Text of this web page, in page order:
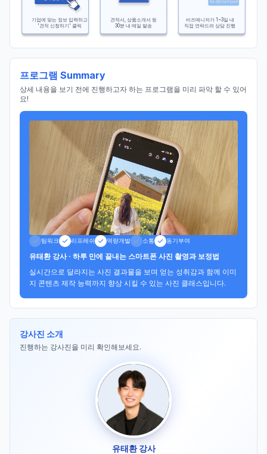
기업에 맞는 정보 입력하고
'견적 신청하기' 클릭
견적서, 상품소개서 등
30분 내 메일 발송
비즈매니저가 1~3일 내
직접 연락드려 상담 진행
프로그램 Summary
상세 내용을 보기 전에 진행하고자 하는 프로그램을 미리 파악 할 수 있어
요!
팀워크 리프레쉬 역량개발 소통 동기부여
유태환 강사 · 하루 만에 끝내는 스마트폰 사진 촬영과 보정법
실시간으로 달라지는 사진 결과물을 보며 얻는 성취감과 함께 이미
지 콘텐츠 제작 능력까지 향상 시킬 수 있는 사진 클래스입니다.
강사진 소개
진행하는 강사진을 미리 확인해보세요.
유태환 강사